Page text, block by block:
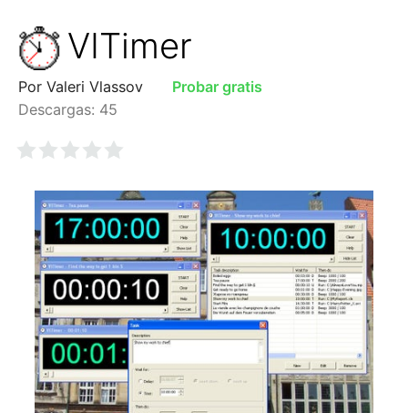
VITimer
Por Valeri Vlassov
Probar gratis
Descargas: 45